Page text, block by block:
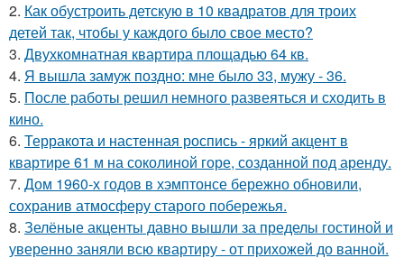
2. Как обустроить детскую в 10 квадратов для троих
детей так, чтобы у каждого было свое место?
3. Двухкомнатная квартира площадью 64 кв.
4. Я вышла замуж поздно: мне было 33, мужу - 36.
5. После работы решил немного развеяться и сходить в
кино.
6. Терракота и настенная роспись - яркий акцент в
квартире 61 м на соколиной горе, созданной под аренду.
7. Дом 1960-х годов в хэмптонсе бережно обновили,
сохранив атмосферу старого побережья.
8. Зелёные акценты давно вышли за пределы гостиной и
уверенно заняли всю квартиру - от прихожей до ванной.